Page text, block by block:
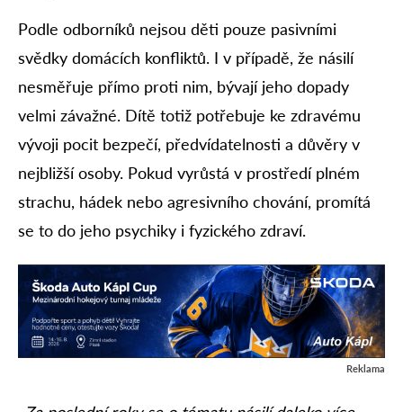
Podle odborníků nejsou děti pouze pasivními
svědky domácích konfliktů. I v případě, že násilí
nesměřuje přímo proti nim, bývají jeho dopady
velmi závažné. Dítě totiž potřebuje ke zdravému
vývoji pocit bezpečí, předvídatelnosti a důvěry v
nejbližší osoby. Pokud vyrůstá v prostředí plném
strachu, hádek nebo agresivního chování, promítá
se to do jeho psychiky i fyzického zdraví.
Reklama